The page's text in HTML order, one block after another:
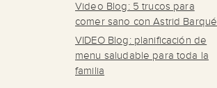
Video Blog: 5 trucos para
comer sano con Astrid Barqué
VIDEO Blog: planificación de
menu saludable para toda la
familia